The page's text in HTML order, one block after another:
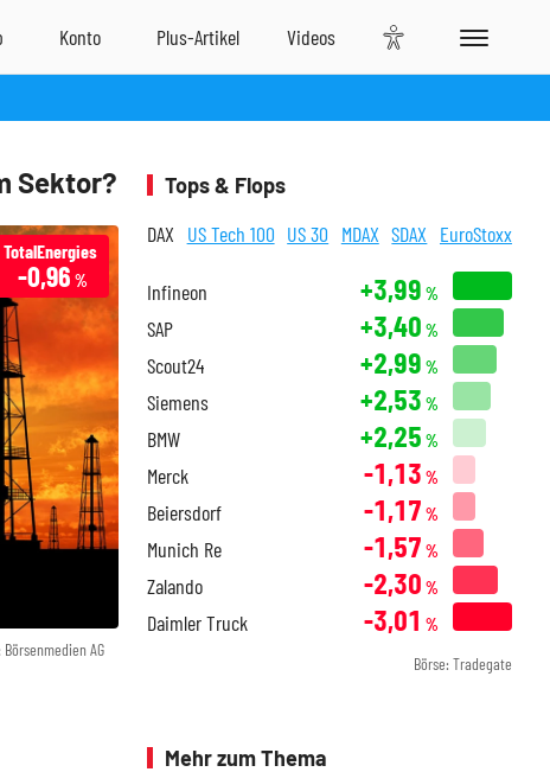
Sektor?
Börsenmedien AG
TotalEnergies
-0,96 %
Tops & Flops
DAX US Tech 100 US 30 MDAX SDAX EuroStoxx
Infineon +3,99 %
SAP +3,40 %
Scout24 +2,99 %
Siemens +2,53 %
BMW +2,25 %
Merck -1,13 %
Beiersdorf -1,17 %
Munich Re -1,57 %
Zalando -2,30 %
Daimler Truck -3,01 %
Börse: Tradegate
Mehr zum Thema